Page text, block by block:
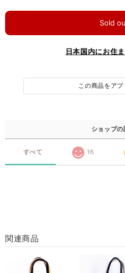
Sold
日本国内にお住
この商品をアプ
ショップの
すべて 16
関連商品